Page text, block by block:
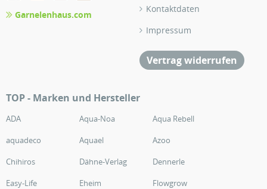
Garnelenhaus.com
Kontaktdaten
Impressum
Vertrag widerrufen
TOP - Marken und Hersteller
ADA Aqua-Noa
Aqua Rebell
aquadeco
Aquael
Azoo
Chihiros
Dähne-Verlag
Dennerle
Easy-Life
Eheim
Flowgrow